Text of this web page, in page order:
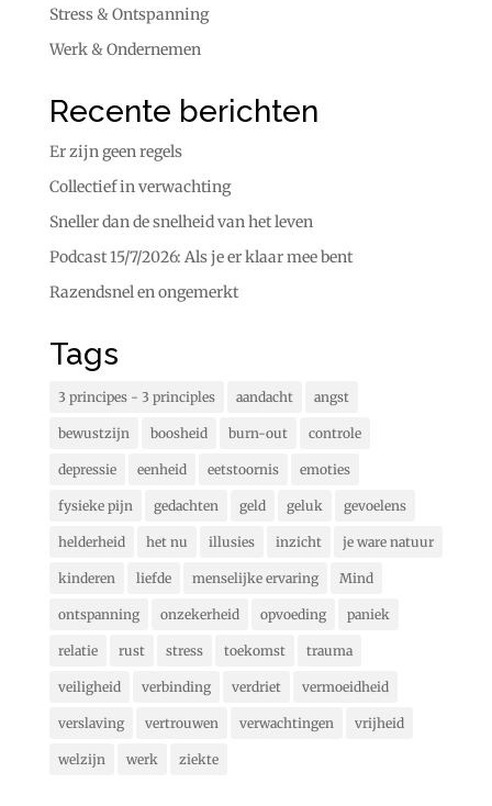
Stress & Ontspanning
Werk & Ondernemen
Recente berichten
Er zijn geen regels
Collectief in verwachting
Sneller dan de snelheid van het leven
Podcast 15/7/2026: Als je er klaar mee bent
Razendsnel en ongemerkt
Tags
3 principes - 3 principles aandacht angst
bewustzijn boosheid burn-out controle
depressie eenheid eetstoornis emoties
fysieke pijn gedachten geld geluk gevoelens
helderheid het nu illusies inzicht je ware natuur
kinderen liefde menselijke ervaring Mind
ontspanning onzekerheid opvoeding paniek
relatie rust stress toekomst trauma
veiligheid verbinding verdriet vermoeidheid
verslaving vertrouwen verwachtingen vrijheid
welzijn werk ziekte